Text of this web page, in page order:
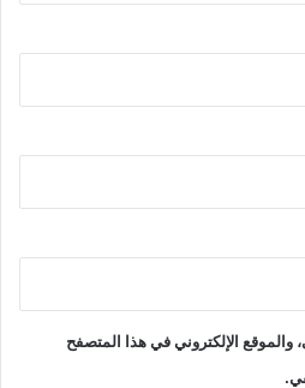
والموقع الإلكتروني في هذا المتصفح